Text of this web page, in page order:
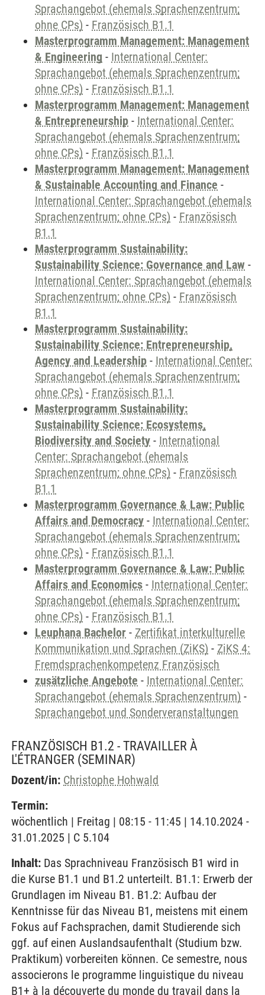
Sprachangebot (ehemals Sprachenzentrum;
ohne CPs) - Französisch B1.1
Masterprogramm Management: Management
& Engineering - International Center:
Sprachangebot (ehemals Sprachenzentrum;
ohne CPs) - Französisch B1.1
Masterprogramm Management: Management
& Entrepreneurship - International Center:
Sprachangebot (ehemals Sprachenzentrum;
ohne CPs) - Französisch B1.1
Masterprogramm Management: Management
& Sustainable Accounting and Finance -
International Center: Sprachangebot (ehemals
Sprachenzentrum; ohne CPs) - Französisch
B1.1
Masterprogramm Sustainability:
Sustainability Science: Governance and Law -
International Center: Sprachangebot (ehemals
Sprachenzentrum; ohne CPs) - Französisch
B1.1
Masterprogramm Sustainability:
Sustainability Science: Entrepreneurship,
Agency and Leadership - International Center:
Sprachangebot (ehemals Sprachenzentrum;
ohne CPs) - Französisch B1.1
Masterprogramm Sustainability:
Sustainability Science: Ecosystems,
Biodiversity and Society - International
Center: Sprachangebot (ehemals
Sprachenzentrum; ohne CPs) - Französisch
B1.1
Masterprogramm Governance & Law: Public
Affairs and Democracy - International Center:
Sprachangebot (ehemals Sprachenzentrum;
ohne CPs) - Französisch B1.1
Masterprogramm Governance & Law: Public
Affairs and Economics - International Center:
Sprachangebot (ehemals Sprachenzentrum;
ohne CPs) - Französisch B1.1
Leuphana Bachelor - Zertifikat interkulturelle
Kommunikation und Sprachen (ZiKS) - ZiKS 4:
Fremdsprachenkompetenz Französisch
zusätzliche Angebote - International Center:
Sprachangebot (ehemals Sprachenzentrum) -
Sprachangebot und Sonderveranstaltungen
FRANZÖSISCH B1.2 - TRAVAILLER À
L'ÉTRANGER (SEMINAR)
Dozent/in: Christophe Hohwald
Termin:
wöchentlich | Freitag | 08:15 - 11:45 | 14.10.2024 -
31.01.2025 | C 5.104
Inhalt: Das Sprachniveau Französisch B1 wird in
die Kurse B1.1 und B1.2 unterteilt. B1.1: Erwerb der
Grundlagen im Niveau B1. B1.2: Aufbau der
Kenntnisse für das Niveau B1, meistens mit einem
Fokus auf Fachsprachen, damit Studierende sich
ggf. auf einen Auslandsaufenthalt (Studium bzw.
Praktikum) vorbereiten können. Ce semestre, nous
associerons le programme linguistique du niveau
B1+ à la découverte du monde du travail dans la